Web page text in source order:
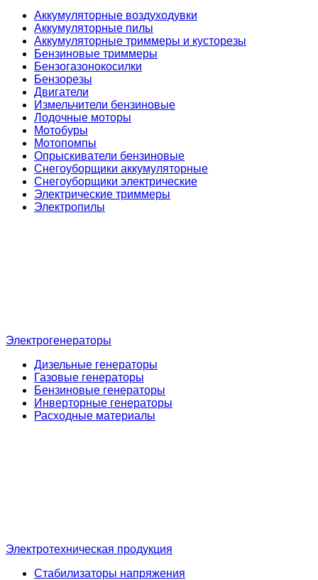
Аккумуляторные воздуходувки
Аккумуляторные пилы
Аккумуляторные триммеры и кусторезы
Бензиновые триммеры
Бензогазонокосилки
Бензорезы
Двигатели
Измельчители бензиновые
Лодочные моторы
Мотобуры
Мотопомпы
Опрыскиватели бензиновые
Снегоуборщики аккумуляторные
Снегоуборщики электрические
Электрические триммеры
Электропилы
Электрогенераторы
Дизельные генераторы
Газовые генераторы
Бензиновые генераторы
Инверторные генераторы
Расходные материалы
Электротехническая продукция
Стабилизаторы напряжения